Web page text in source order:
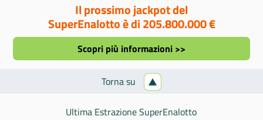
Il prossimo jackpot del
SuperEnalotto è di 205.800.000 €
Scopri più informazioni >>
Torna su
Ultima Estrazione SuperEnalotto